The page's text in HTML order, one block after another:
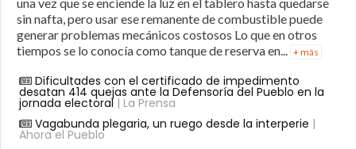
sin nafta, pero usar ese remanente de combustible puede
generar problemas mecánicos costosos Lo que en otros
tiempos se lo conocía como tanque de reserva en... + más
Dificultades con el certificado de impedimento
desatan 414 quejas ante la Defensoría del Pueblo en la
jornada electoral| La Prensa
Vagabunda plegaria, un ruego desde la interperie |
Ahora el Pueblo